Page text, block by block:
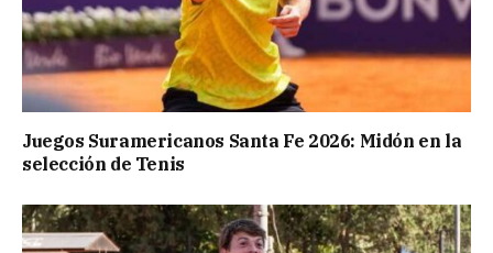
Juegos Suramericanos Santa Fe 2026: Midón en la
selección de Tenis